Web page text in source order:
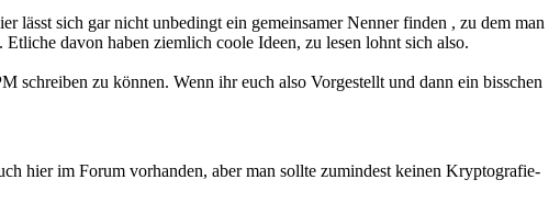
lässt sich gar nicht unbedingt ein gemeinsamer Nenner finden , zu dem man
davon haben ziemlich coole Ideen, zu lesen lohnt sich also.
schreiben zu können. Wenn ihr euch also Vorgestellt und dann ein bisschen
hier im Forum vorhanden, aber man sollte zumindest keinen Kryptografie-